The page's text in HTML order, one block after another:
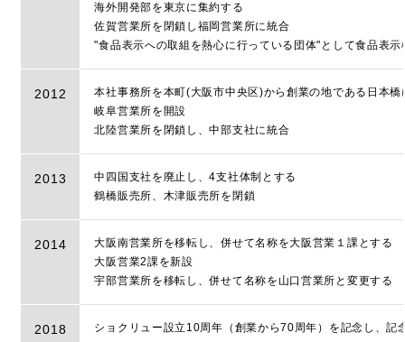
海外開発部を東京に集約する
佐賀営業所を閉鎖し福岡営業所に統合
"食品表示への取組を熱心に行っている団体"として食品表
2012
本社事務所を本町(大阪市中央区)から創業の地である日本橋
岐阜営業所を開設
北陸営業所を閉鎖し、中部支社に統合
2013
中四国支社を廃止し、4支社体制とする
鶴橋販売所、木津販売所を閉鎖
2014
大阪南営業所を移転し、併せて名称を大阪営業１課とする
大阪営業2課を新設
宇部営業所を移転し、併せて名称を山口営業所と変更する
2018 ショクリュー設立10周年（創業から70周年）を記念し、記